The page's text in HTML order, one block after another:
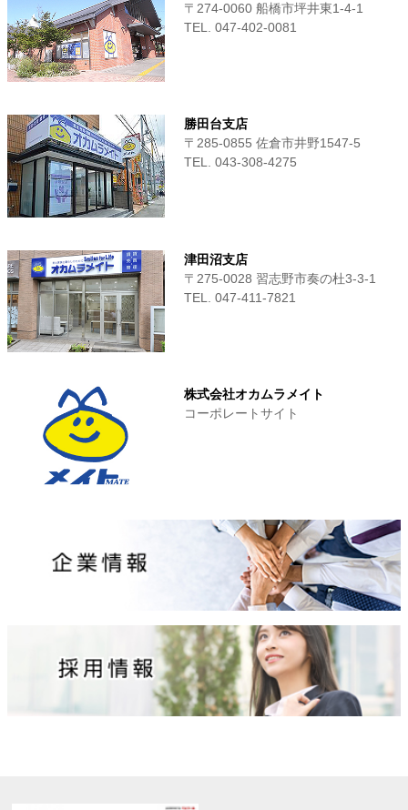
〒274-0060 船橋市坪井東1-4-1
TEL. 047-402-0081
勝田台支店
〒285-0855 佐倉市井野1547-5
TEL. 043-308-4275
津田沼支店
〒275-0028 習志野市奏の杜3-3-1
TEL. 047-411‐7821
株式会社オカムラメイト
コーポレートサイト